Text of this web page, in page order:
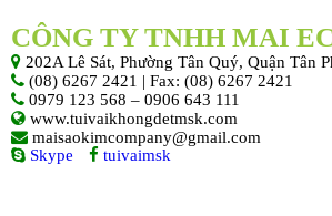
CÔNG TY TNHH MAI
202A Lê Sát, Phường Tân Quý, Quận Tân
(08) 6267 2421 | Fax: (08) 6267 2421
0979 123 568 – 0906 643 111
www.tuivaikhongdetmsk.com
maisaokimcompany@gmail.com
Skype
tuivaimsk